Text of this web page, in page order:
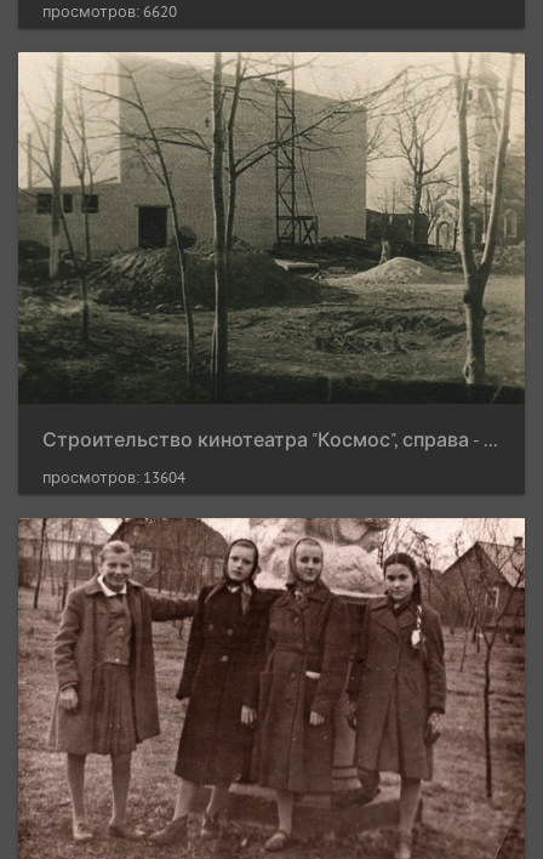
просмотров: 6620
Строительство кинотеатра "Космос", справа - Спасо-Преображенская церковь, 1963 г.
просмотров: 13604